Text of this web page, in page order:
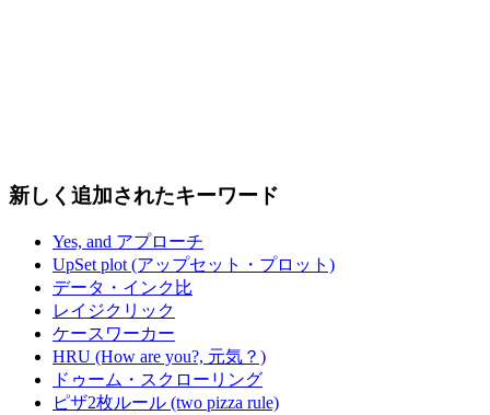
新しく追加されたキーワード
Yes, and アプローチ
UpSet plot (アップセット・プロット)
データ・インク比
レイジクリック
ケースワーカー
HRU (How are you?, 元気？)
ドゥーム・スクローリング
ピザ2枚ルール (two pizza rule)